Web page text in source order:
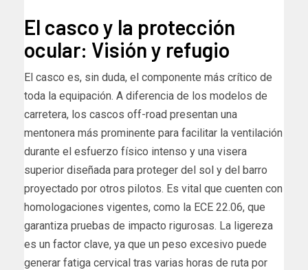
El casco y la protección
ocular: Visión y refugio
El casco es, sin duda, el componente más crítico de
toda la equipación. A diferencia de los modelos de
carretera, los cascos off-road presentan una
mentonera más prominente para facilitar la ventilación
durante el esfuerzo físico intenso y una visera
superior diseñada para proteger del sol y del barro
proyectado por otros pilotos. Es vital que cuenten con
homologaciones vigentes, como la ECE 22.06, que
garantiza pruebas de impacto rigurosas. La ligereza
es un factor clave, ya que un peso excesivo puede
generar fatiga cervical tras varias horas de ruta por